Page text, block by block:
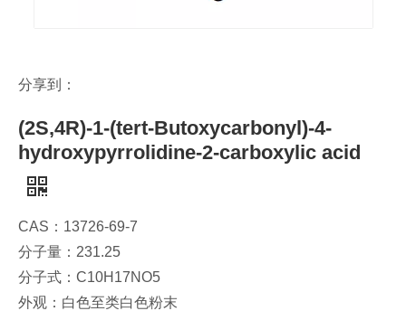
分享到：
(2S,4R)-1-(tert-Butoxycarbonyl)-4-
hydroxypyrrolidine-2-carboxylic acid
CAS：13726-69-7
分子量：231.25
分子式：C10H17NO5
外观：白色至类白色粉末